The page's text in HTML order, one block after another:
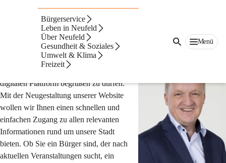
Bürgerservice
Leben in Neufeld
Über Neufeld
Gesundheit & Soziales
Umwelt & Klima
Freizeit
Menü
Herzlich willkommen auf unserer NEUEN Website!
Es freut mich, Sie auf dieser neuen
digitalen Plattform begrüßen zu dürfen.
Mit der Neugestaltung unserer Website
wollen wir Ihnen einen schnellen und
einfachen Zugang zu allen relevanten
Informationen rund um unsere Stadt
bieten. Ob Sie ein Bürger sind, der nach
aktuellen Veranstaltungen sucht, ein